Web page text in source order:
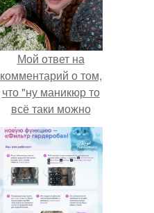
Мой ответ на
комментарий о том,
что "ну маникюр то
всё таки можно
было бы сделать.